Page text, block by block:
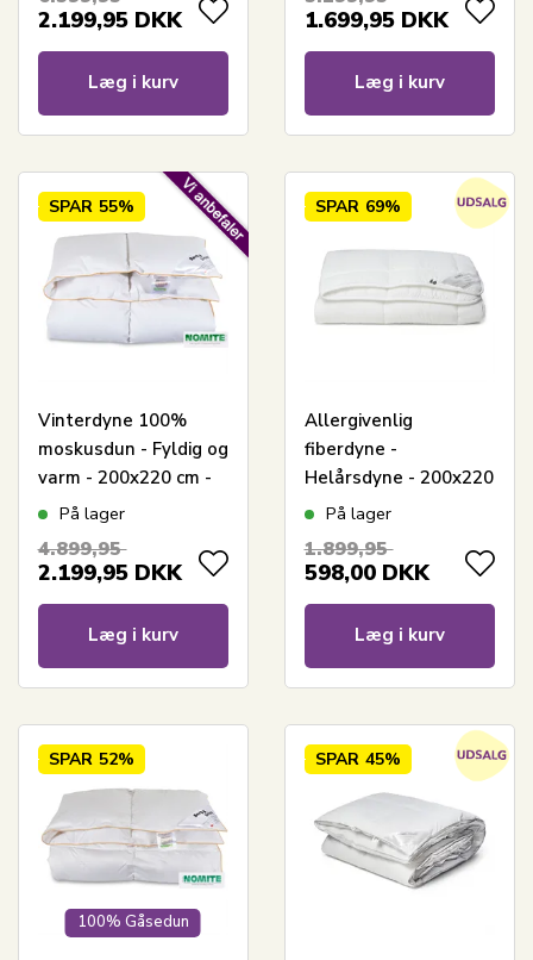
2.199,95 DKK
Læg i kurv
1.699,95 DKK
Læg i kurv
SPAR 55%
Vinterdyne 100%
moskusdun - Fyldig og
varm - 200x220 cm -
Borg Living
På lager
4.899,95
2.199,95 DKK
Læg i kurv
SPAR 69%
Allergivenlig
fiberdyne -
Helårsdyne - 200x220
cm - Let
dyne - Nordstrand
På lager
1.899,95
598,00 DKK
Læg i kurv
100% Gåsedun
SPAR 52% SPAR 45%